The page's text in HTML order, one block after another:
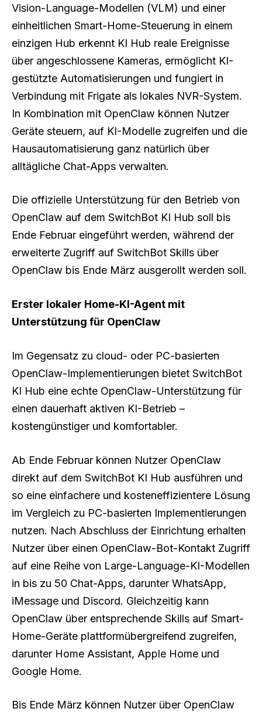
Vision-Language-Modellen (VLM) und einer
einheitlichen Smart-Home-Steuerung in einem
einzigen Hub erkennt KI Hub reale Ereignisse
über angeschlossene Kameras, ermöglicht KI-
gestützte Automatisierungen und fungiert in
Verbindung mit Frigate als lokales NVR-System.
In Kombination mit OpenClaw können Nutzer
Geräte steuern, auf KI-Modelle zugreifen und die
Hausautomatisierung ganz natürlich über
alltägliche Chat-Apps verwalten.
Die offizielle Unterstützung für den Betrieb von
OpenClaw auf dem SwitchBot KI Hub soll bis
Ende Februar eingeführt werden, während der
erweiterte Zugriff auf SwitchBot Skills über
OpenClaw bis Ende März ausgerollt werden soll.
Erster lokaler Home-KI-Agent mit
Unterstützung für OpenClaw
Im Gegensatz zu cloud- oder PC-basierten
OpenClaw-Implementierungen bietet SwitchBot
KI Hub eine echte OpenClaw-Unterstützung für
einen dauerhaft aktiven KI-Betrieb –
kostengünstiger und komfortabler.
Ab Ende Februar können Nutzer OpenClaw
direkt auf dem SwitchBot KI Hub ausführen und
so eine einfachere und kosteneffizientere Lösung
im Vergleich zu PC-basierten Implementierungen
nutzen. Nach Abschluss der Einrichtung erhalten
Nutzer über einen OpenClaw-Bot-Kontakt Zugriff
auf eine Reihe von Large-Language-KI-Modellen
in bis zu 50 Chat-Apps, darunter WhatsApp,
iMessage und Discord. Gleichzeitig kann
OpenClaw über entsprechende Skills auf Smart-
Home-Geräte plattformübergreifend zugreifen,
darunter Home Assistant, Apple Home und
Google Home.
Bis Ende März können Nutzer über OpenClaw